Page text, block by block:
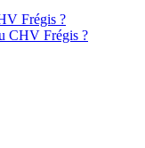
Frégis ?
CHV Frégis ?